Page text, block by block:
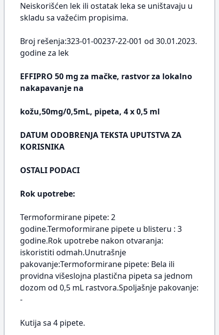
Neiskorišćen lek ili ostatak leka se uništavaju u
skladu sa važećim propisima.
Broj rešenja:323-01-00237-22-001 od 30.01.2023.
godine za lek
EFFIPRO 50 mg za mačke, rastvor za lokalno
nakapavanje na
kožu,50mg/0,5mL, pipeta, 4 x 0,5 ml
DATUM ODOBRENJA TEKSTA UPUTSTVA ZA
KORISNIKA
OSTALI PODACI
Rok upotrebe:
Termoformirane pipete: 2
godine.Termoformirane pipete u blisteru : 3
godine.Rok upotrebe nakon otvaranja:
iskoristiti odmah.Unutrašnje
pakovanje:Termoformirane pipete: Bela ili
providna višeslojna plastična pipeta sa jednom
dozom od 0,5 mL rastvora.Spoljašnje pakovanje:
-
Kutija sa 4 pipete.